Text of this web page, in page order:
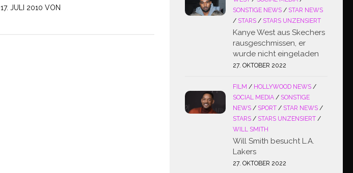
17. JULI 2010 VON
SONSTIGE NEWS / STAR NEWS
/ STARS / STARS UNZENSIERT
Kanye West aus Skechers
rausgeschmissen, er
wurde nicht eingeladen
27. OKTOBER 2022
FILM / HOLLYWOOD NEWS /
SOCIAL MEDIA / SONSTIGE
NEWS / SPORT / STAR NEWS /
STARS / STARS UNZENSIERT /
WILL SMITH
Will Smith besucht L.A.
Lakers
27. OKTOBER 2022